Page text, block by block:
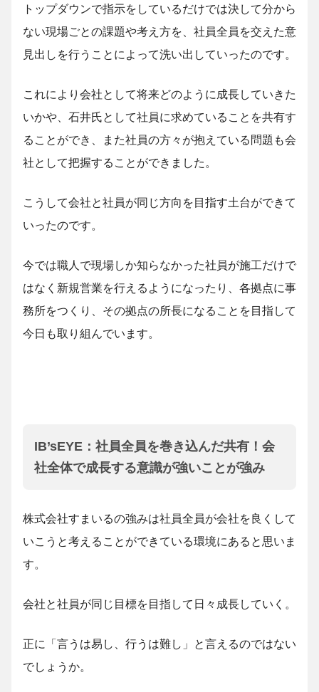
トップダウンで指示をしているだけでは決して分から
ない現場ごとの課題や考え方を、社員全員を交えた意
見出しを行うことによって洗い出していったのです。
これにより会社として将来どのように成長していきた
いかや、石井氏として社員に求めていることを共有す
ることができ、また社員の方々が抱えている問題も会
社として把握することができました。
こうして会社と社員が同じ方向を目指す土台ができて
いったのです。
今では職人で現場しか知らなかった社員が施工だけで
はなく新規営業を行えるようになったり、各拠点に事
務所をつくり、その拠点の所長になることを目指して
今日も取り組んでいます。
IB’sEYE ：社員全員を巻き込んだ共有！会
社全体で成長する意識が強いことが強み
株式会社すまいるの強みは社員全員が会社を良くして
いこうと考えることができている環境にあると思いま
す。
会社と社員が同じ目標を目指して日々成長していく。
正に「言うは易し、行うは難し」と言えるのではない
でしょうか。